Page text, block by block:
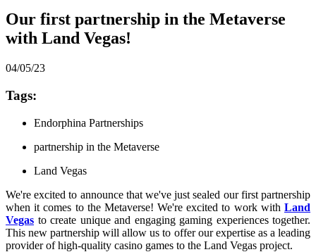
Our first partnership in the Metaverse
with Land Vegas!
04/05/23
Tags:
Endorphina Partnerships
partnership in the Metaverse
Land Vegas
We're excited to announce that we've just sealed our first partnership
when it comes to the Metaverse! We're excited to work with Land
Vegas to create unique and engaging gaming experiences together.
This new partnership will allow us to offer our expertise as a leading
provider of high-quality casino games to the Land Vegas project.